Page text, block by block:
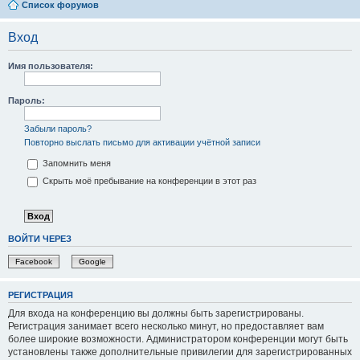
Список форумов
Вход
Имя пользователя:
Пароль:
Забыли пароль?
Повторно выслать письмо для активации учётной записи
Запомнить меня
Скрыть моё пребывание на конференции в этот раз
ВОЙТИ ЧЕРЕЗ
Facebook Google
РЕГИСТРАЦИЯ
Для входа на конференцию вы должны быть зарегистрированы.
Регистрация занимает всего несколько минут, но предоставляет вам
более широкие возможности. Администратором конференции могут быть
установлены также дополнительные привилегии для зарегистрированных